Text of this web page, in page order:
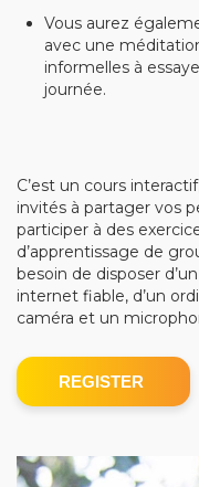
Vous aurez
avec une
informelles à
journée.
C’est un cours
invités à partager vos
participer à des
d’apprentissage de
besoin de disposer
internet fiable, d’un
caméra et un
REGISTER